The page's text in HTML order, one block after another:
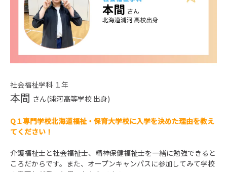
社会福祉学科 １年
本間 さん(浦河高等学校 出身)
Q１専門学校北海道福祉・保育大学校に入学を決めた理由を教え
てください！
介護福祉士と社会福祉士、精神保健福祉士を一緒に勉強できると
ころだからです。また、オープンキャンパスに参加してみて学校